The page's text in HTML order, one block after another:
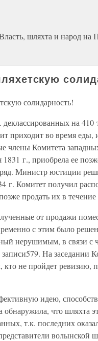
шляхта и народ
солидарность!
на 410
приходит во время еды,
члены Комитета
1831 г., приобрела ее
Министр юстиции
г. Комитет получил
продать их в течение
от продажи
с этим было
нерушимым, в связи с
На заседании
кто не пройдет ревизию,
идею,
что шляхта
т.к. последних
волынской